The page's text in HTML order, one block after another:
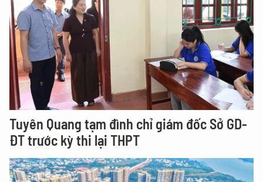
Tuyên Quang tạm đình chỉ giám đốc Sở GD-
ĐT trước kỳ thi lại THPT